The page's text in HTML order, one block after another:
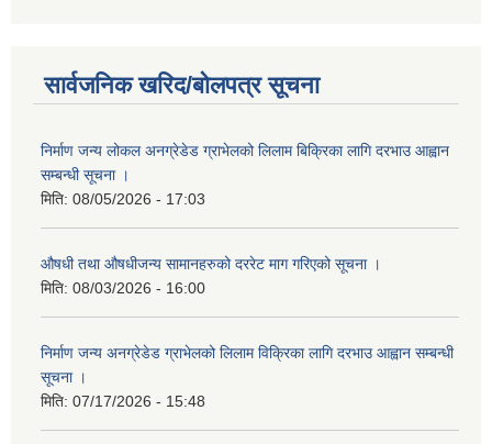
सार्वजनिक खरिद/बोलपत्र सूचना
निर्माण जन्य लोकल अनग्रेडेड ग्राभेलको लिलाम बिक्रिका लागि दरभाउ आह्वान
सम्बन्धी सूचना ।
मिति: 08/05/2026 - 17:03
औषधी तथा औषधीजन्य सामानहरुको दररेट माग गरिएको सूचना ।
मिति: 08/03/2026 - 16:00
निर्माण जन्य अनग्रेडेड ग्राभेलको लिलाम विक्रिका लागि दरभाउ आह्वान सम्बन्धी
सूचना ।
मिति: 07/17/2026 - 15:48